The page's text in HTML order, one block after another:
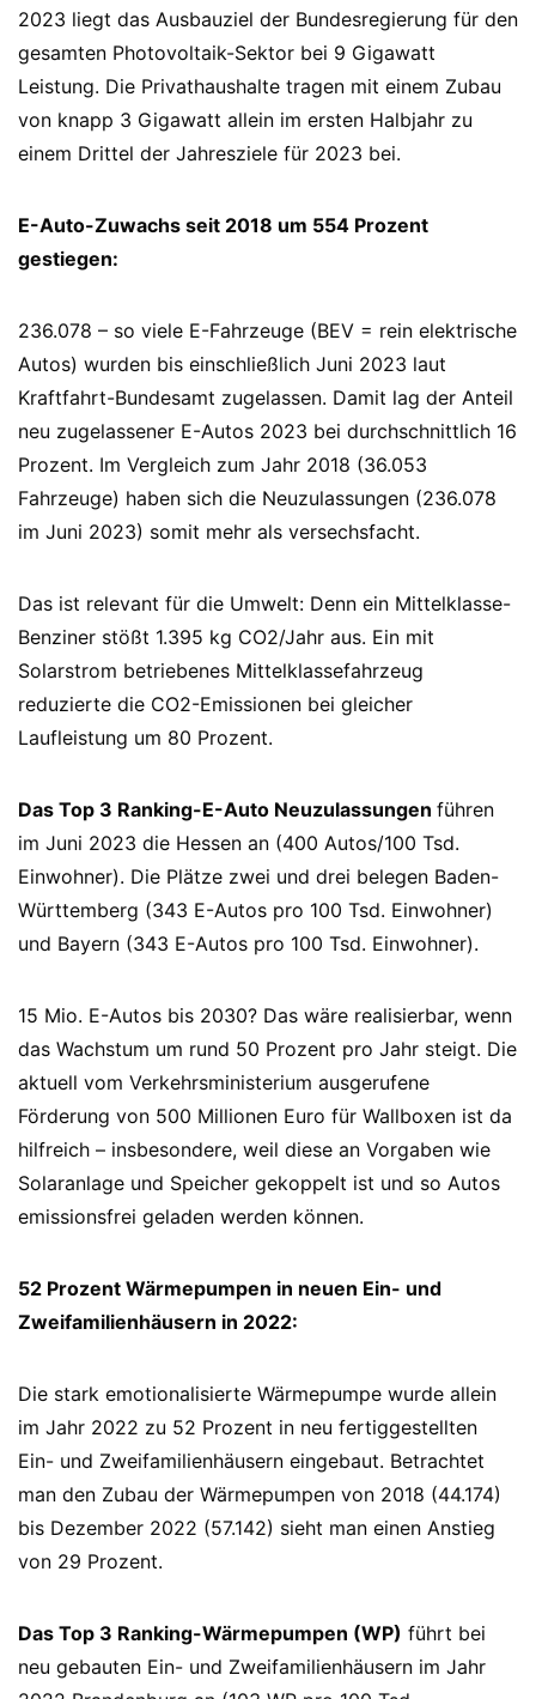
2023 liegt das Ausbauziel der Bundesregierung für den
gesamten Photovoltaik-Sektor bei 9 Gigawatt
Leistung. Die Privathaushalte tragen mit einem Zubau
von knapp 3 Gigawatt allein im ersten Halbjahr zu
einem Drittel der Jahresziele für 2023 bei.
E-Auto-Zuwachs seit 2018 um 554 Prozent
gestiegen:
236.078 – so viele E-Fahrzeuge (BEV = rein elektrische
Autos) wurden bis einschließlich Juni 2023 laut
Kraftfahrt-Bundesamt zugelassen. Damit lag der Anteil
neu zugelassener E-Autos 2023 bei durchschnittlich 16
Prozent. Im Vergleich zum Jahr 2018 (36.053
Fahrzeuge) haben sich die Neuzulassungen (236.078
im Juni 2023) somit mehr als versechsfacht.
Das ist relevant für die Umwelt: Denn ein Mittelklasse-
Benziner stößt 1.395 kg CO2/Jahr aus. Ein mit
Solarstrom betriebenes Mittelklassefahrzeug
reduzierte die CO2-Emissionen bei gleicher
Laufleistung um 80 Prozent.
Das Top 3 Ranking-E-Auto Neuzulassungen führen
im Juni 2023 die Hessen an (400 Autos/100 Tsd.
Einwohner). Die Plätze zwei und drei belegen Baden-
Württemberg (343 E-Autos pro 100 Tsd. Einwohner)
und Bayern (343 E-Autos pro 100 Tsd. Einwohner).
15 Mio. E-Autos bis 2030? Das wäre realisierbar, wenn
das Wachstum um rund 50 Prozent pro Jahr steigt. Die
aktuell vom Verkehrsministerium ausgerufene
Förderung von 500 Millionen Euro für Wallboxen ist da
hilfreich – insbesondere, weil diese an Vorgaben wie
Solaranlage und Speicher gekoppelt ist und so Autos
emissionsfrei geladen werden können.
52 Prozent Wärmepumpen in neuen Ein- und
Zweifamilienhäusern in 2022:
Die stark emotionalisierte Wärmepumpe wurde allein
im Jahr 2022 zu 52 Prozent in neu fertiggestellten
Ein- und Zweifamilienhäusern eingebaut. Betrachtet
man den Zubau der Wärmepumpen von 2018 (44.174)
bis Dezember 2022 (57.142) sieht man einen Anstieg
von 29 Prozent.
Das Top 3 Ranking-Wärmepumpen (WP) führt bei
neu gebauten Ein- und Zweifamilienhäusern im Jahr